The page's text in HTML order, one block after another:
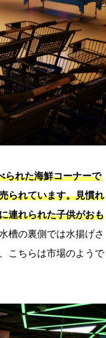
られた海鮮コーナーで
られています。見慣れ
連れられた子供がおも
槽の裏側では水揚げさ
こちらは市場のようで